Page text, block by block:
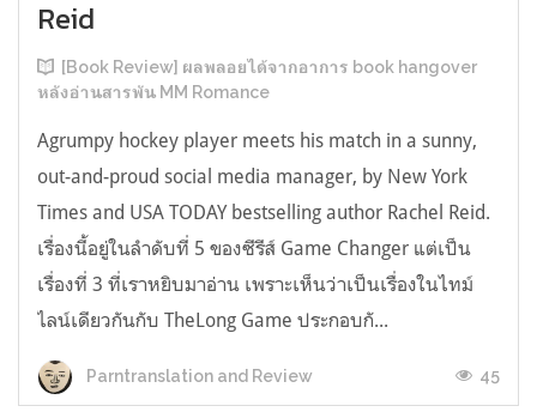
Reid
[Book Review] ผลพลอยได้จากอาการ book hangover
หลังอ่านสารพัน MM Romance
Agrumpy hockey player meets his match in a sunny,
out-and-proud social media manager, by New York
Times and USA TODAY bestselling author Rachel Reid.
เรื่องนี้อยู่ในลำดับที่ 5 ของซีรีส์ Game Changer แต่เป็น
เรื่องที่ 3 ที่เราหยิบมาอ่าน เพราะเห็นว่าเป็นเรื่องในไทม์
ไลน์เดียวกันกับ TheLong Game ประกอบกั...
Parntranslation and Review 45